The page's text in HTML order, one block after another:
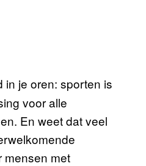
in je oren: sporten is
voor alle
En weet dat veel
mensen met